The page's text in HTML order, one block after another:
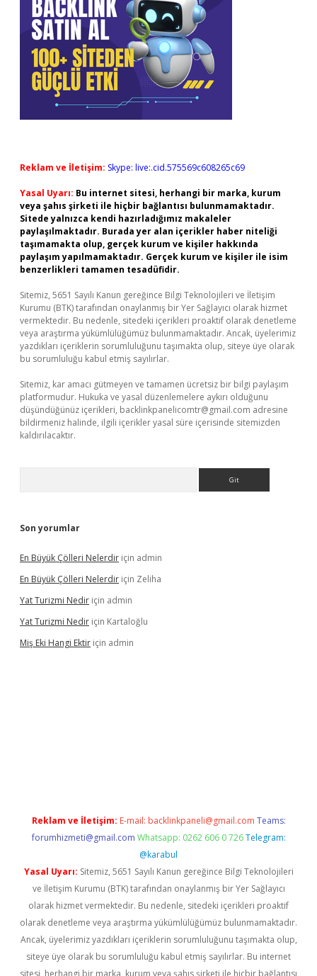
Reklam ve İletişim: Skype: live:.cid.575569c608265c69
Yasal Uyarı: Bu internet sitesi, herhangi bir marka, kurum
veya şahıs şirketi ile hiçbir bağlantısı bulunmamaktadır.
Sitede yalnızca kendi hazırladığımız makaleler
paylaşılmaktadır. Burada yer alan içerikler haber niteliği
taşımamakta olup, gerçek kurum ve kişiler hakkında
paylaşım yapılmamaktadır. Gerçek kurum ve kişiler ile isim
benzerlikleri tamamen tesadüfidir.
Sitemiz, 5651 Sayılı Kanun gereğince Bilgi Teknolojileri ve İletişim
Kurumu (BTK) tarafından onaylanmış bir Yer Sağlayıcı olarak hizmet
vermektedir. Bu nedenle, sitedeki içerikleri proaktif olarak denetleme
veya araştırma yükümlülüğümüz bulunmamaktadır. Ancak, üyelerimiz
yazdıkları içeriklerin sorumluluğunu taşımakta olup, siteye üye olarak
bu sorumluluğu kabul etmiş sayılırlar.
Sitemiz, kar amacı gütmeyen ve tamamen ücretsiz bir bilgi paylaşım
platformudur. Hukuka ve yasal düzenlemelere aykırı olduğunu
düşündüğünüz içerikleri, backlinkpanelicomtr@gmail.com adresine
bildirmeniz halinde, ilgili içerikler yasal süre içerisinde sitemizden
kaldırılacaktır.
Son yorumlar
En Büyük Çölleri Nelerdir için admin
En Büyük Çölleri Nelerdir için Zeliha
Yat Turizmi Nedir için admin
Yat Turizmi Nedir için Kartaloğlu
Miş Eki Hangi Ektir için admin
Reklam ve İletişim: E-mail: backlinkpaneli@gmail.com Teams:
forumhizmeti@gmail.com Whatsapp: 0262 606 0 726 Telegram:
@karabul
Yasal Uyarı: Sitemiz, 5651 Sayılı Kanun gereğince Bilgi Teknolojileri
ve İletişim Kurumu (BTK) tarafından onaylanmış bir Yer Sağlayıcı
olarak hizmet vermektedir. Bu nedenle, sitedeki içerikleri proaktif
olarak denetleme veya araştırma yükümlülüğümüz bulunmamaktadır.
Ancak, üyelerimiz yazdıkları içeriklerin sorumluluğunu taşımakta olup,
siteye üye olarak bu sorumluluğu kabul etmiş sayılırlar. Bu internet
sitesi, herhangi bir marka, kurum veya şahıs şirketi ile hiçbir bağlantısı